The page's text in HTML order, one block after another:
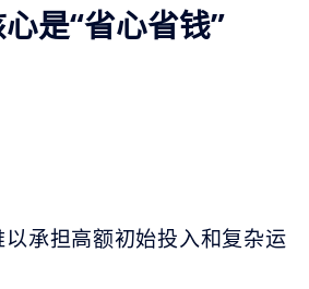
是“省心省钱”
承担高额初始投入和复杂运